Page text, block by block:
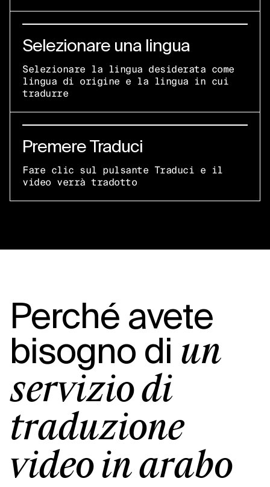
Selezionare una lingua
Selezionare la lingua desiderata come
lingua di origine e la lingua in cui
tradurre
Premere Traduci
Fare clic sul pulsante Traduci e il
video verrà tradotto
Perché avete
bisogno di un
servizio di
traduzione
video in arabo